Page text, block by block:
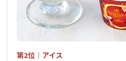
第2位｜アイス